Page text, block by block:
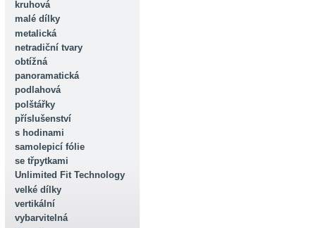
kruhová
malé dílky
metalická
netradiční tvary
obtížná
panoramatická
podlahová
polštářky
příslušenství
s hodinami
samolepicí fólie
se třpytkami
Unlimited Fit Technology
velké dílky
vertikální
vybarvitelná